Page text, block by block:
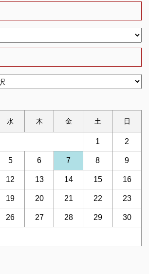
水 木 金 土 日
1 2
5 6 7 8 9
12 13 14 15 16
19 20 21 22 23
26 27 28 29 30